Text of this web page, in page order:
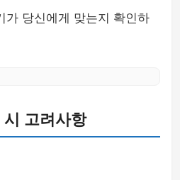
가 당신에게 맞는지 확인하
고려사항